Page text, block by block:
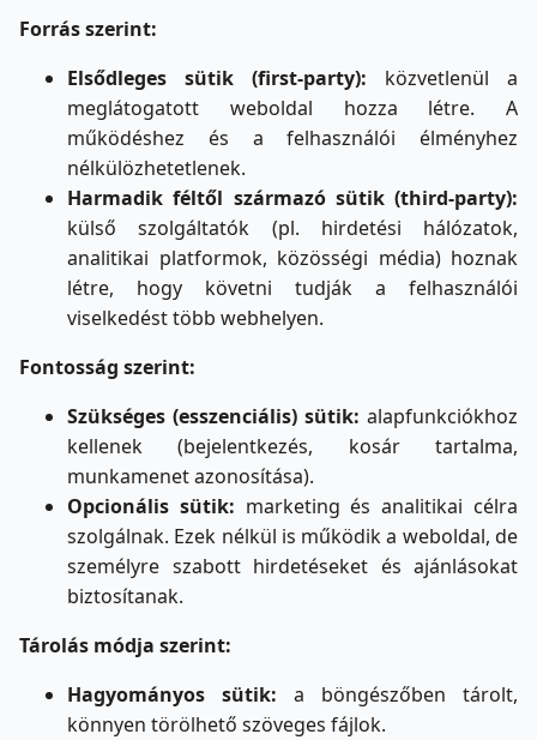
Forrás szerint:
Elsődleges sütik (first-party): közvetlenül a
meglátogatott weboldal hozza létre. A
működéshez és a felhasználói élményhez
nélkülözhetetlenek.
Harmadik féltől származó sütik (third-party):
külső szolgáltatók (pl. hirdetési hálózatok,
analitikai platformok, közösségi média) hoznak
létre, hogy követni tudják a felhasználói
viselkedést több webhelyen.
Fontosság szerint:
Szükséges (esszenciális) sütik: alapfunkciókhoz
kellenek (bejelentkezés, kosár tartalma,
munkamenet azonosítása).
Opcionális sütik: marketing és analitikai célra
szolgálnak. Ezek nélkül is működik a weboldal, de
személyre szabott hirdetéseket és ajánlásokat
biztosítanak.
Tárolás módja szerint:
Hagyományos sütik: a böngészőben tárolt,
könnyen törölhető szöveges fájlok.